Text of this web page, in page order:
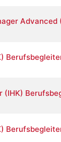
(IHK)